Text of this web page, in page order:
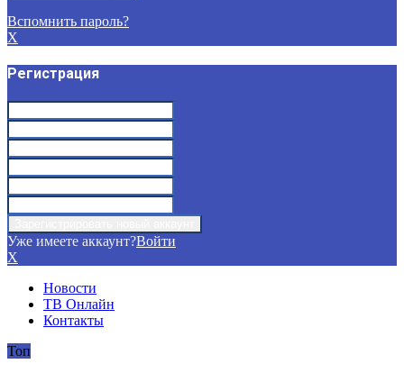
Вспомнить пароль?
X
Регистрация
Уже имеете аккаунт?Войти
X
Новости
ТВ Онлайн
Контакты
Топ